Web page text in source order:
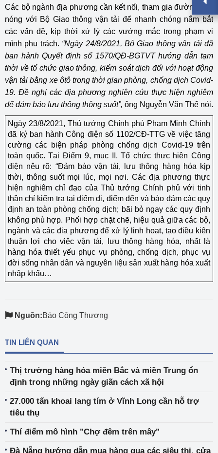
Các bộ ngành địa phương cần kết nối, tham gia đường dây
nóng với Bộ Giao thông vận tải để nhanh chóng nắm bắt
các vấn đề, kịp thời xử lý các vướng mắc trong phạm vi
mình phụ trách. “Ngày 24/8/2021, Bộ Giao thông vận tải đã
ban hành Quyết định số 1570/QĐ-BGTVT hướng dẫn tạm
thời về tổ chức giao thông, kiểm soát dịch đối với hoạt động
vận tải bằng xe ôtô trong thời gian phòng, chống dịch Covid-
19. Đề nghị các địa phương nghiên cứu thực hiện nghiêm
để đảm bảo lưu thông thông suốt”, ông Nguyễn Văn Thể nói.
Ngày 23/8/2021, Thủ tướng Chính phủ Phạm Minh Chính
đã ký ban hành Công điện số 1102/CĐ-TTG về việc tăng
cường các biện pháp phòng chống dịch Covid-19 trên
toàn quốc. Tại Điểm 9, mục II. Tổ chức thực hiện Công
điện nêu rõ: “Đảm bảo vận tải, lưu thông hàng hóa kịp
thời, thông suốt mọi lúc, mọi nơi. Các địa phương thực
hiện nghiêm chỉ đạo của Thủ tướng Chính phủ với tinh
thần chỉ kiểm tra tại điểm đi, điểm đến và bảo đảm các quy
định an toàn phòng chống dịch; bãi bỏ ngay các quy định
không phù hợp. Phối hợp chặt chẽ, hiệu quả giữa các bộ,
ngành và các địa phương để xử lý linh hoạt, tạo điều kiện
thuận lợi cho việc vận tải, lưu thông hàng hóa, nhất là
hàng hóa thiết yếu phục vụ phòng, chống dịch, phục vụ
đời sống nhân dân và nguyên liệu sản xuất hàng hóa xuất
nhập khẩu…
Nguồn:Báo Công Thương
TIN LIÊN QUAN
Thị trường hàng hóa miền Bắc và miền Trung ổn
định trong những ngày giãn cách xã hội
27.000 tấn khoai lang tím ở Vĩnh Long cần hỗ trợ
tiêu thụ
Thí điểm mô hình "Chợ đêm trên mây"
Đà Nẵng hướng dẫn mua hàng qua các siêu thị, cửa